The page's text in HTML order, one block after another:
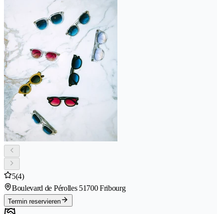
5(4)
Boulevard de Pérolles 51700 Fribourg
Termin reservieren